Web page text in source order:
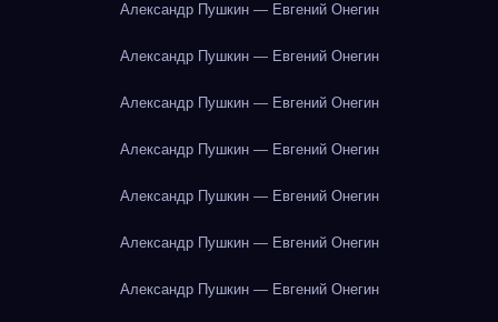
Александр Пушкин — Евгений Онегин
Александр Пушкин — Евгений Онегин
Александр Пушкин — Евгений Онегин
Александр Пушкин — Евгений Онегин
Александр Пушкин — Евгений Онегин
Александр Пушкин — Евгений Онегин
Александр Пушкин — Евгений Онегин